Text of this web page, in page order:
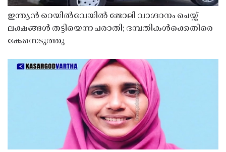
ഇന്ത്യൻ റെയിൽവേയിൽ ജോലി വാഗ്ദാനം ചെയ്ത്
ലക്ഷങ്ങൾ തട്ടിയെന്ന പരാതി; ദമ്പതികൾക്കെതിരെ
കേസെടുത്തു